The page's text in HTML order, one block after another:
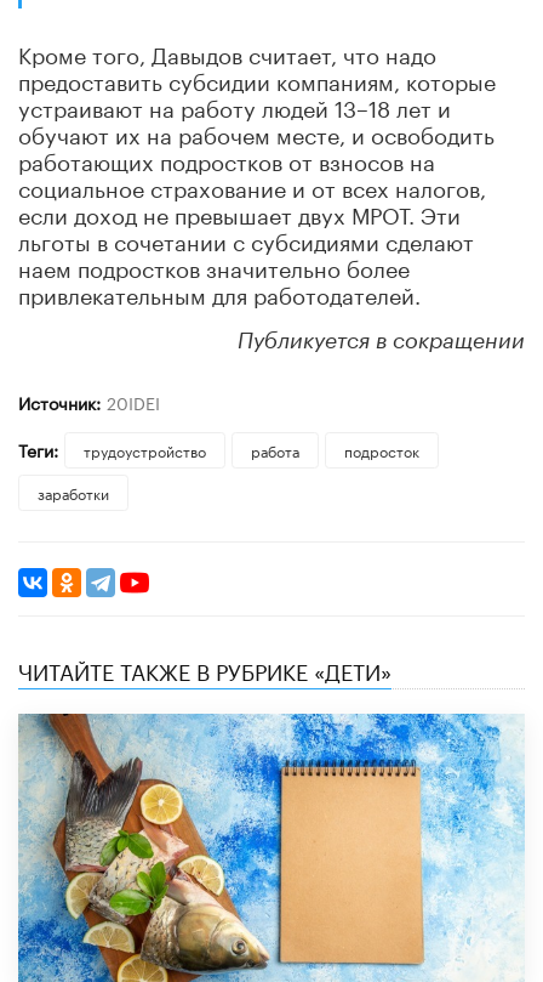
Кроме того, Давыдов считает, что надо
предоставить субсидии компаниям, которые
устраивают на работу людей 13–18 лет и
обучают их на рабочем месте, и освободить
работающих подростков от взносов на
социальное страхование и от всех налогов,
если доход не превышает двух МРОТ. Эти
льготы в сочетании с субсидиями сделают
наем подростков значительно более
привлекательным для работодателей.
Публикуется в сокращении
Источник: 20IDEI
Теги:
трудоустройство работа
подросток
заработки
ЧИТАЙТЕ ТАКЖЕ В РУБРИКЕ «ДЕТИ»